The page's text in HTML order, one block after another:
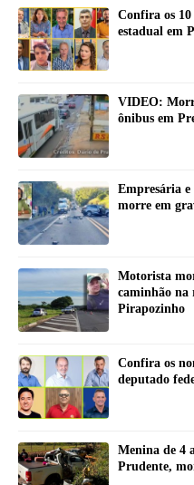
Confira os
estadual em
VIDEO:
ônibus em
Empresária e
morre em
Motorista
caminhão na
Pirapozinho
Confira os
deputado
Menina de 4
Prudente,